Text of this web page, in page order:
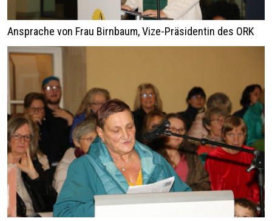
Ansprache von Frau Birnbaum, Vize-Präsidentin des ORK